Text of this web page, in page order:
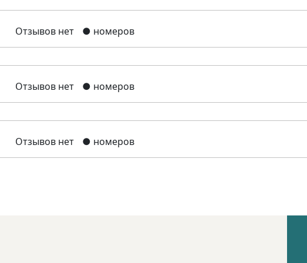
Отзывов нет ● номеров
Отзывов нет ● номеров
Отзывов нет ● номеров